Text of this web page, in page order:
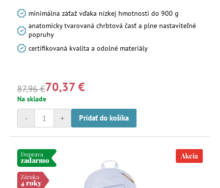
minimálna záťaž vďaka nízkej hmotnosti do 900 g
anatomicky tvarovaná chrbtová časť a plne nastaviteľné
popruhy
certifikovaná kvalita a odolné materiály
87,96 €70,37 €
Na sklade
+
- Pridať do košíka
Doprava
zadarmo
Záruka
4 roky
Akcia